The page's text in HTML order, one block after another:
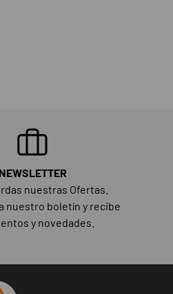
NEWSLETTER
nuestras Ofertas.
nuestro boletín y recibe
y novedades.